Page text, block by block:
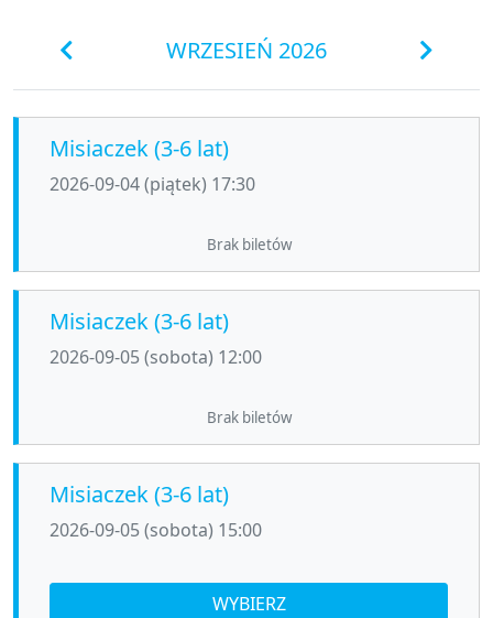
WRZESIEŃ 2026
Misiaczek (3-6 lat)
2026-09-04 (piątek) 17:30
Brak biletów
Misiaczek (3-6 lat)
2026-09-05 (sobota) 12:00
Brak biletów
Misiaczek (3-6 lat)
2026-09-05 (sobota) 15:00
WYBIERZ